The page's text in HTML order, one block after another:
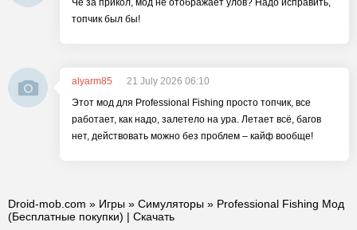
Че за прикол, мод не отображает улов? Надо исправить,
топчик был бы!
alyarm85
21 July 2026 06:10
Этот мод для Professional Fishing просто топчик, все
работает, как надо, залетело на ура. Летает всё, багов
нет, действовать можно без проблем – кайф вообще!
Droid-mob.com » Игры » Симуляторы » Professional Fishing Мод
(Бесплатные покупки) | Скачать